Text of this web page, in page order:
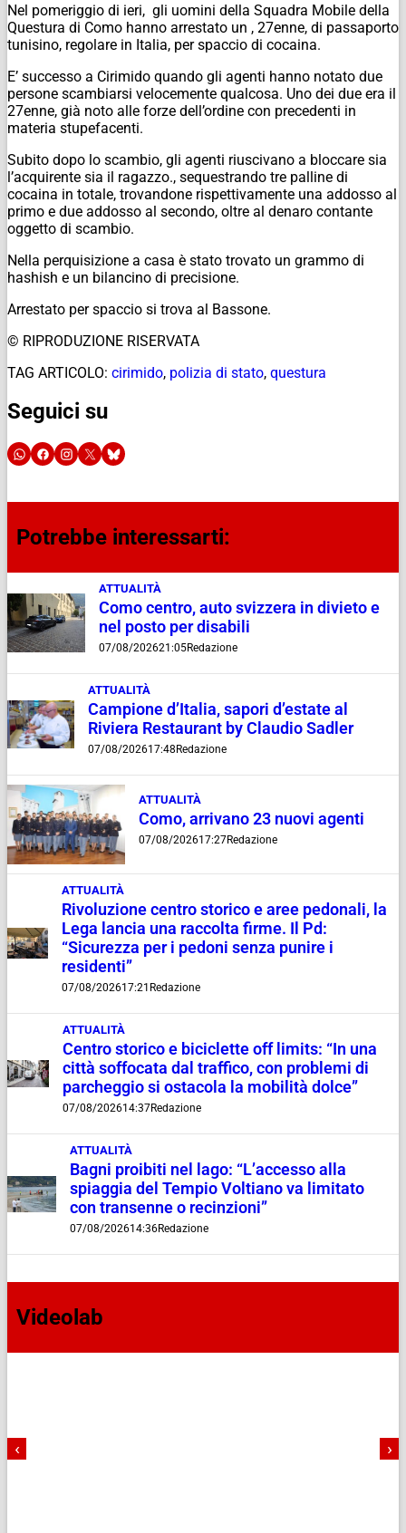
Nel pomeriggio di ieri, gli uomini della Squadra Mobile della
Questura di Como hanno arrestato un , 27enne, di passaporto
tunisino, regolare in Italia, per spaccio di cocaina.
E’ successo a Cirimido quando gli agenti hanno notato due
persone scambiarsi velocemente qualcosa. Uno dei due era il
27enne, già noto alle forze dell’ordine con precedenti in
materia stupefacenti.
Subito dopo lo scambio, gli agenti riuscivano a bloccare sia
l’acquirente sia il ragazzo., sequestrando tre palline di
cocaina in totale, trovandone rispettivamente una addosso al
primo e due addosso al secondo, oltre al denaro contante
oggetto di scambio.
Nella perquisizione a casa è stato trovato un grammo di
hashish e un bilancino di precisione.
Arrestato per spaccio si trova al Bassone.
© RIPRODUZIONE RISERVATA
TAG ARTICOLO: cirimido, polizia di stato, questura
Seguici su
Potrebbe interessarti:
ATTUALITÀ
Como centro, auto svizzera in divieto e
nel posto per disabili
07/08/202621:05Redazione
ATTUALITÀ
Campione d’Italia, sapori d’estate al
Riviera Restaurant by Claudio Sadler
07/08/202617:48 Redazione
ATTUALITÀ
Como, arrivano 23 nuovi agenti
07/08/202617:27Redazione
ATTUALITÀ
Rivoluzione centro storico e aree pedonali, la
Lega lancia una raccolta firme. Il Pd:
“Sicurezza per i pedoni senza punire i
residenti”
07/08/202617:21 Redazione
ATTUALITÀ
Centro storico e biciclette off limits: “In una
città soffocata dal traffico, con problemi di
parcheggio si ostacola la mobilità dolce”
07/08/202614:37Redazione
ATTUALITÀ
Bagni proibiti nel lago: “L’accesso alla
spiaggia del Tempio Voltiano va limitato
con transenne o recinzioni”
07/08/202614:36Redazione
Videolab
‹ ›